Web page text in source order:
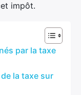
impôt.
par la taxe
la taxe sur